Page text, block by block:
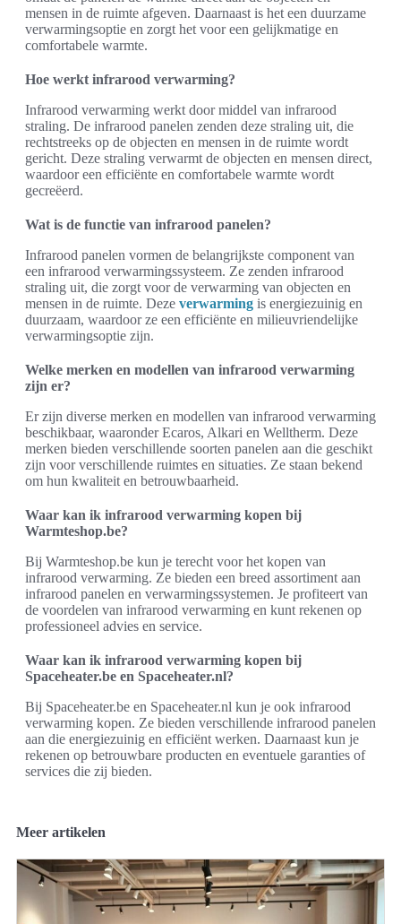
mensen in de ruimte afgeven. Daarnaast is het een duurzame
verwarmingsoptie en zorgt het voor een gelijkmatige en
comfortabele warmte.
Hoe werkt infrarood verwarming?
Infrarood verwarming werkt door middel van infrarood
straling. De infrarood panelen zenden deze straling uit, die
rechtstreeks op de objecten en mensen in de ruimte wordt
gericht. Deze straling verwarmt de objecten en mensen direct,
waardoor een efficiënte en comfortabele warmte wordt
gecreëerd.
Wat is de functie van infrarood panelen?
Infrarood panelen vormen de belangrijkste component van
een infrarood verwarmingssysteem. Ze zenden infrarood
straling uit, die zorgt voor de verwarming van objecten en
mensen in de ruimte. Deze verwarming is energiezuinig en
duurzaam, waardoor ze een efficiënte en milieuvriendelijke
verwarmingsoptie zijn.
Welke merken en modellen van infrarood verwarming
zijn er?
Er zijn diverse merken en modellen van infrarood verwarming
beschikbaar, waaronder Ecaros, Alkari en Welltherm. Deze
merken bieden verschillende soorten panelen aan die geschikt
zijn voor verschillende ruimtes en situaties. Ze staan bekend
om hun kwaliteit en betrouwbaarheid.
Waar kan ik infrarood verwarming kopen bij
Warmteshop.be?
Bij Warmteshop.be kun je terecht voor het kopen van
infrarood verwarming. Ze bieden een breed assortiment aan
infrarood panelen en verwarmingssystemen. Je profiteert van
de voordelen van infrarood verwarming en kunt rekenen op
professioneel advies en service.
Waar kan ik infrarood verwarming kopen bij
Spaceheater.be en Spaceheater.nl?
Bij Spaceheater.be en Spaceheater.nl kun je ook infrarood
verwarming kopen. Ze bieden verschillende infrarood panelen
aan die energiezuinig en efficiënt werken. Daarnaast kun je
rekenen op betrouwbare producten en eventuele garanties of
services die zij bieden.
Meer artikelen